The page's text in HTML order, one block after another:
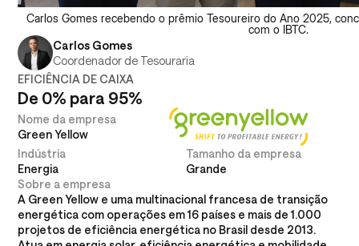
Carlos Gomes
Coordenador de Tesouraria
EFICIÊNCIA DE CAIXA
De 0% para 95%
Nome da empresa
Green Yellow
Indústria
Energia
Tamanho da empresa
Grande
Sobre a empresa
A Green Yellow e uma multinacional francesa de transição
energética com operações em 16 países e mais de 1.000
projetos de eficiência energética no Brasil desde 2013.
Carlos Gomes recebendo o prêmio Tesoureiro do Ano 2025,
com o IBTC.